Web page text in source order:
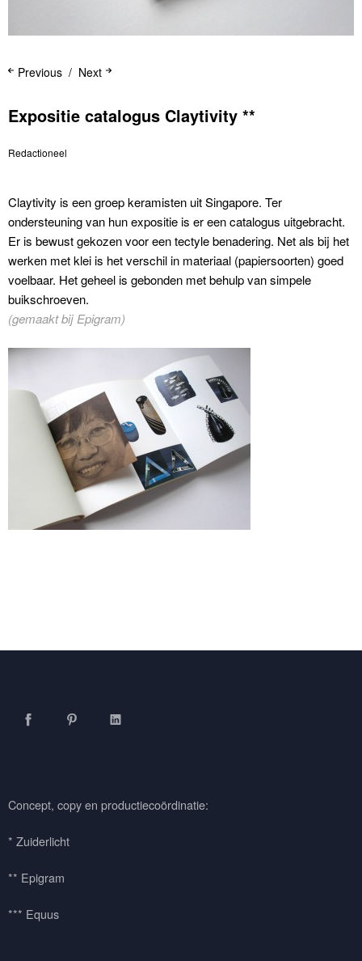
Next
Previous
Expositie catalogus Claytivity **
Redactioneel
Claytivity is een groep keramisten uit Singapore. Ter
ondersteuning van hun expositie is er een catalogus uitgebracht.
Er is bewust gekozen voor eentectyle benadering. Net als bij het
werken met klei is het verschil in materiaal (papiersoorten) goed
voelbaar. Het geheel is gebonden met behulp van simpele
buikschroeven.
(gemaakt bij Epigram)
Concept, copy en productiecoördinatie:
* Zuiderlicht
** Epigram
*** Equus